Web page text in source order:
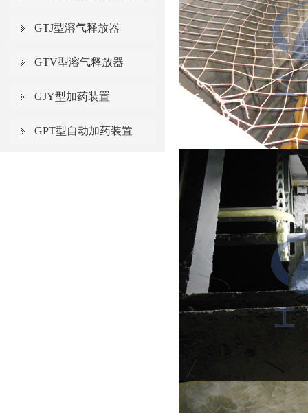
GTJ型溶气释放器
GTV型溶气释放器
GJY型加药装置
GPT型自动加药装置